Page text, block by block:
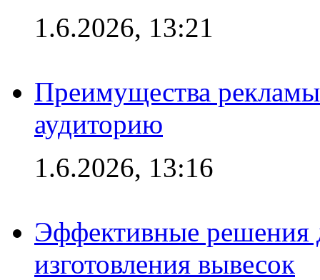
1.6.2026, 13:21
Преимущества
аудиторию
1.6.2026, 13:16
Эффективные решения
изготовления вывесок